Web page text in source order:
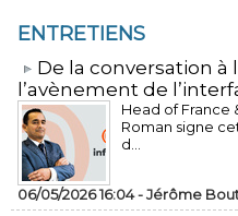
ENTRETIENS
​De la conversation à
l’avènement de
Head of France
Roman signe
d...
06/05/2026 16:04 -Jérôme